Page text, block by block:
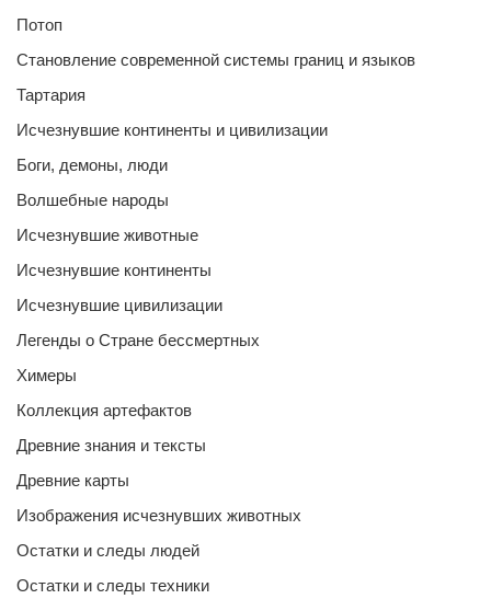
Потоп
Становление современной системы границ и языков
Тартария
Исчезнувшие континенты и цивилизации
Боги, демоны, люди
Волшебные народы
Исчезнувшие животные
Исчезнувшие континенты
Исчезнувшие цивилизации
Легенды о Стране бессмертных
Химеры
Коллекция артефактов
Древние знания и тексты
Древние карты
Изображения исчезнувших животных
Остатки и следы людей
Остатки и следы техники